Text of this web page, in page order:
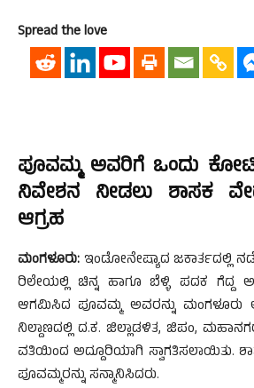
Spread the love
ಪೂವಮ್ಮ ಅವರಿಗೆ ಒಂದು ಕೋಟಿ
ನಿವೇಶನ ನೀಡಲು ಶಾಸಕ
ಆಗ್ರಹ
ಮಂಗಳೂರು: ಇಂಡೋನೇಷ್ಯಾದ ಜಕಾರ್ತದಲ್ಲಿ
ರಿಲೇಯಲ್ಲಿ ಚಿನ್ನ ಹಾಗೂ ಬೆಳ್ಳಿ ಪದಕ ಗೆದ್ದ
ಆಗಮಿಸಿದ ಪೂವಮ್ಮ ಅವರನ್ನು ಮಂಗಳೂರು
ನಿಲ್ದಾಣದಲ್ಲಿ ದ.ಕ. ಜಿಲ್ಲಾಡಳಿತ, ಜಿಪಂ,
ವತಿಯಿಂದ ಅದ್ದೂರಿಯಾಗಿ ಸ್ವಾಗತಿಸಲಾಯಿತು.
ಪೂವಮ್ಮರನ್ನು ಸನ್ಮಾನಿಸಿದರು.